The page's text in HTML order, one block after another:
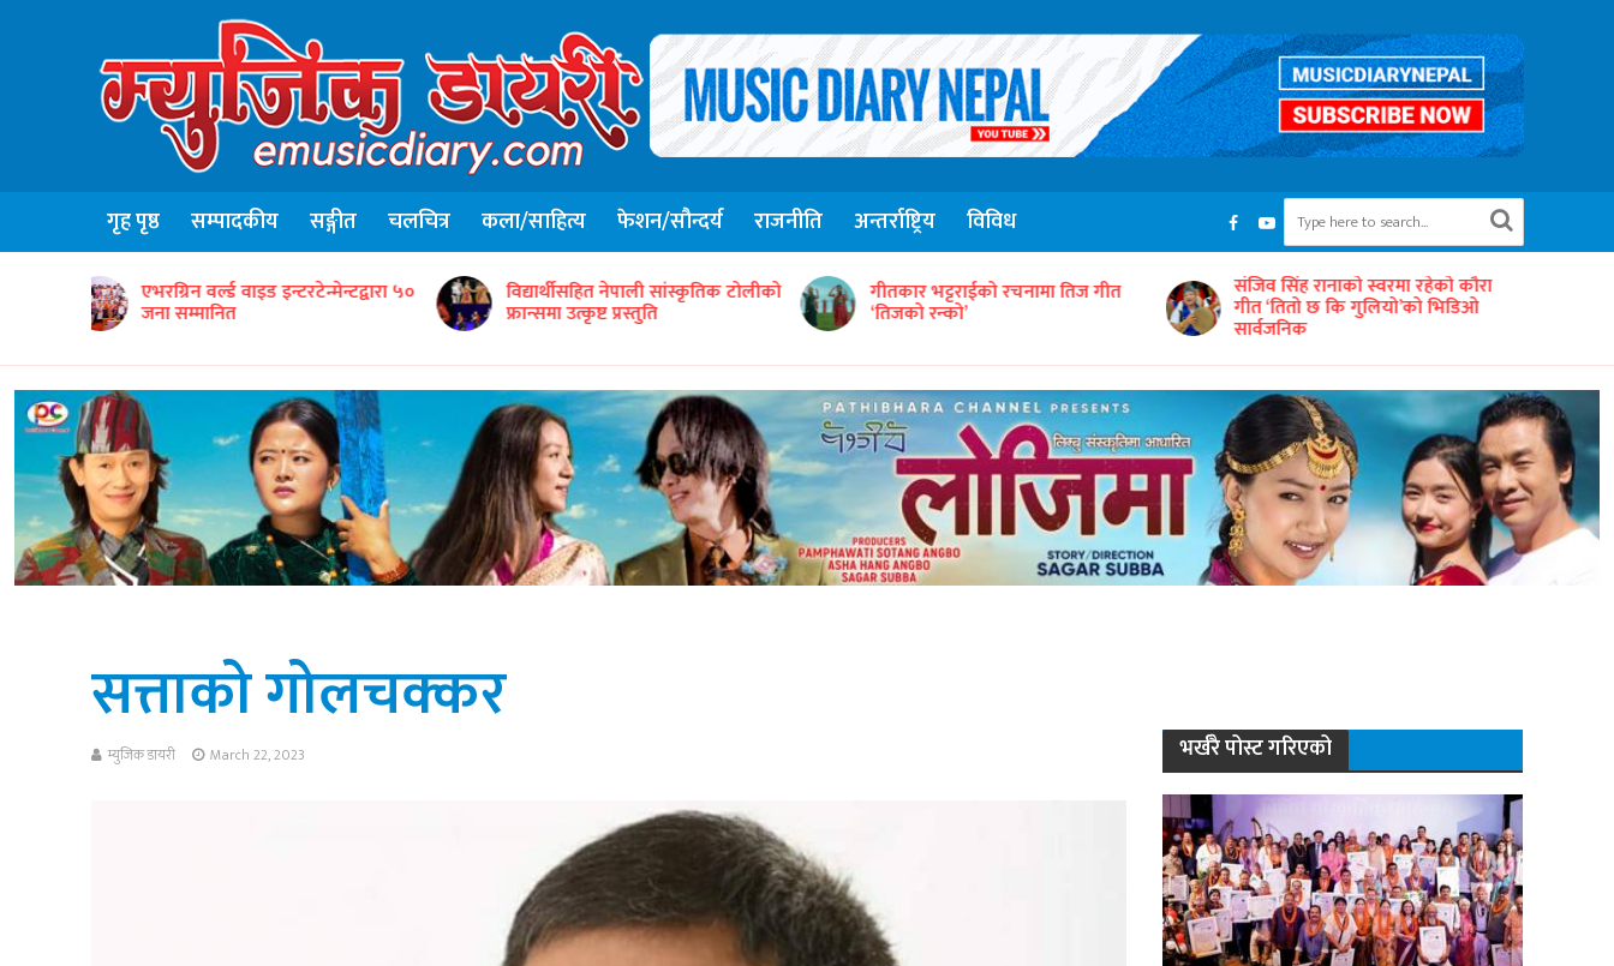
गृह पृष्ठ सम्पादकीय सङ्गीत चलचित्र कला/साहित्य फेशन/सौन्दर्य राजनीति अन्तर्राष्ट्रिय विविध
विद्यार्थीसहित नेपाली सांस्कृतिक टोलीको
फ्रान्समा उत्कृष्ट प्रस्तुति
गीतकार भट्टराईको रचनामा तिज गीत
‘तिजको रन्को’
संजिव सिंह रानाको स्वरमा रहेको कौरा
गीत ‘तितो छ कि गुलियो’को भिडिओ
सार्वजनिक
‘समयको धुनः अधुरो सारङ्गी’ छायाङ्कनको
तयारीमा
सत्ताको गोलचक्कर
म्युजिक डायरी March 22, 2023 भर्खरै पोस्ट गरिएको